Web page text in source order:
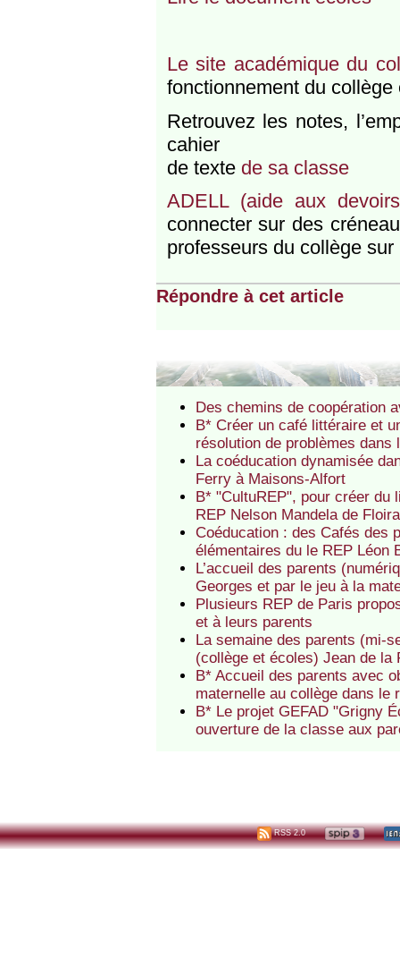
Le site académique du
fonctionnement du collège
Retrouvez les notes,
cahier
de texte de sa classe
ADELL (aide aux
connecter sur des
professeurs du collège
Répondre à cet article
Des chemins de coopération
B* Créer un café littéraire et
résolution de problèmes
La coéducation dynamisée
Ferry à Maisons-Alfort
B* "CultuREP", pour créer
REP Nelson Mandela de
Coéducation : des Cafés des
élémentaires du le REP Léon
L’accueil des parents
Georges et par le jeu à la
Plusieurs REP de Paris
et à leurs parents
La semaine des parents (mi-
(collège et écoles) Jean de la
B* Accueil des parents avec
maternelle au collège dans le
B* Le projet GEFAD "Grigny
ouverture de la classe aux
RSS 2.0